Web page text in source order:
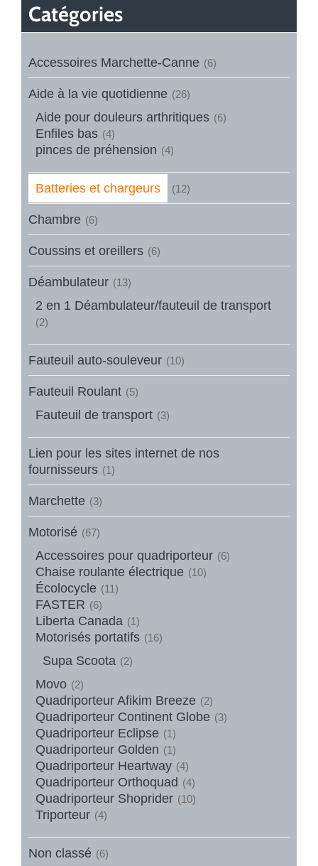
Catégories
Accessoires Marchette-Canne (6)
Aide à la vie quotidienne (26)
Aide pour douleurs arthritiques (6)
Enfiles bas (4)
pinces de préhension (4)
Batteries et chargeurs (12)
Chambre (6)
Coussins et oreillers (6)
Déambulateur (13)
2 en 1 Déambulateur/fauteuil de transport
(2)
Fauteuil auto-souleveur (10)
Fauteuil Roulant (5)
Fauteuil de transport (3)
Lien pour les sites internet de nos
fournisseurs (1)
Marchette (3)
Motorisé (67)
Accessoires pour quadriporteur (6)
Chaise roulante électrique (10)
Écolocycle (11)
FASTER (6)
Liberta Canada (1)
Motorisés portatifs (16)
Supa Scoota (2)
Movo (2)
Quadriporteur Afikim Breeze (2)
Quadriporteur Continent Globe (3)
Quadriporteur Eclipse (1)
Quadriporteur Golden (1)
Quadriporteur Heartway (4)
Quadriporteur Orthoquad (4)
Quadriporteur Shoprider (10)
Triporteur (4)
Non classé (6)